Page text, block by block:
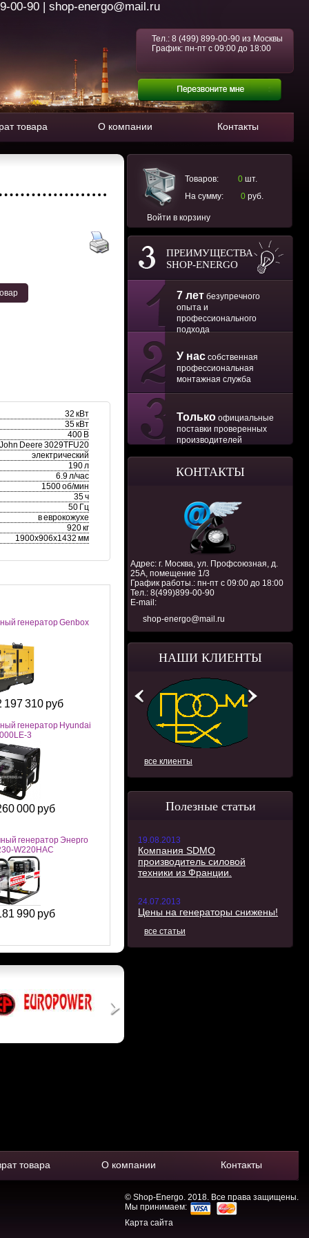
00-90 | shop-energo@mail.ru
Тел.: 8 (499) 899-00-90 из Москвы
График: пн-пт с 09:00 до 18:00
товара О компании Контакты
Товаров: 0 шт.
На сумму:
0 руб.
Войти в корзину
ПРЕИМУЩЕСТВА
SHOP-ENERGO
7 лет безупречного
опыта и
профессионального
подхода
У нас собственная
профессиональная
монтажная служба
Только официальные
поставки проверенных
производителей
КОНТАКТЫ
Адрес: г. Москва, ул. Профсоюзная, д.
25А, помещение 1/3
График работы.: пн-пт с 09:00 до 18:00
Тел.: 8(499)899-00-90
E-mail:
shop-energo@mail.ru
НАШИ КЛИЕНТЫ
все клиенты
Полезные статьи
19.08.2013
Компания SDMO
производитель силовой
техники из Франции.
24.07.2013
Цены на генераторы снижены!
все статьи
32 кВт
35 кВт
400 В
John Deere 3029TFU20
электрический
190 л
6.9 л/час
1500 об/мин
35 ч
50 Гц
в еврокожухе
920 кг
1900х906х1432 мм
генератор Genbox
197 310 руб
генератор Hyundai
3
000 руб
генератор Энерго
W220HAC
990 руб
товара О компании Контакты
© Shop-Energo. 2018. Все права защищены.
Мы принимаем:
Карта сайта